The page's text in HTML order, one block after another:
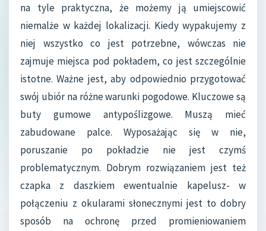
na tyle praktyczna, że możemy ją umiejscowić
niemalże w każdej lokalizacji. Kiedy wypakujemy z
niej wszystko co jest potrzebne, wówczas nie
zajmuje miejsca pod pokładem, co jest szczególnie
istotne. Ważne jest, aby odpowiednio przygotować
swój ubiór na różne warunki pogodowe. Kluczowe są
buty gumowe antypoślizgowe. Muszą mieć
zabudowane palce. Wyposażając się w nie,
poruszanie po pokładzie nie jest czymś
problematycznym. Dobrym rozwiązaniem jest też
czapka z daszkiem ewentualnie kapelusz- w
połączeniu z okularami słonecznymi jest to dobry
sposób na ochronę przed promieniowaniem